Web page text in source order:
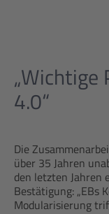
4.0“
Die
über 35 Jahren
den letzten Jahren
Bestätigung: „EBs
Modularisierung